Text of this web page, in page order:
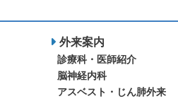
外来案内
診療科・医師紹介
脳神経内科
アスベスト・じん肺外来